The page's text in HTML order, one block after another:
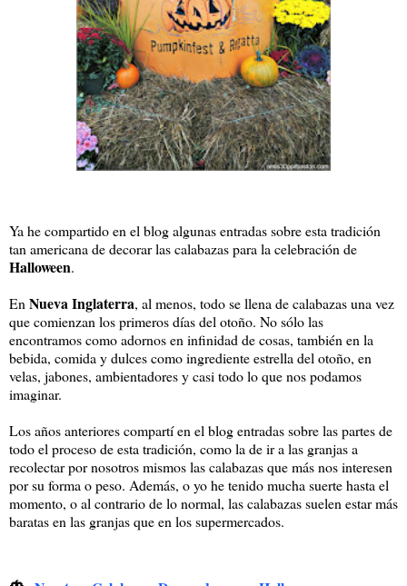
Ya he compartido en el blog algunas entradas sobre esta tradición
tan americana de decorar las calabazas para la celebración de
Halloween.
En Nueva Inglaterra, al menos, todo se llena de calabazas una vez
que comienzan los primeros días del otoño. No sólo las
encontramos como adornos en infinidad de cosas, también en la
bebida, comida y dulces como ingrediente estrella del otoño, en
velas, jabones, ambientadores y casi todo lo que nos podamos
imaginar.
Los años anteriores compartí en el blog entradas sobre las partes de
todo el proceso de esta tradición, como la de ir a las granjas a
recolectar por nosotros mismos las calabazas que más nos interesen
por su forma o peso. Además, o yo he tenido mucha suerte hasta el
momento, o al contrario de lo normal, las calabazas suelen estar más
baratas en las granjas que en los supermercados.